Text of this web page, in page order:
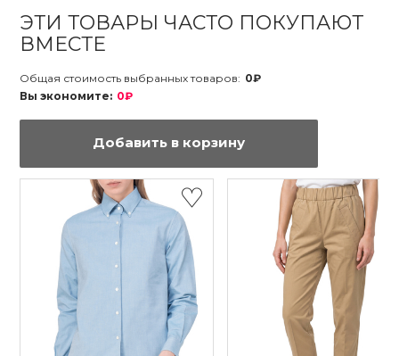
ЭТИ ТОВАРЫ ЧАСТО ПОКУПАЮТ
ВМЕСТЕ
Общая стоимость выбранных товаров: 0₽
Вы экономите: 0₽
Добавить в корзину